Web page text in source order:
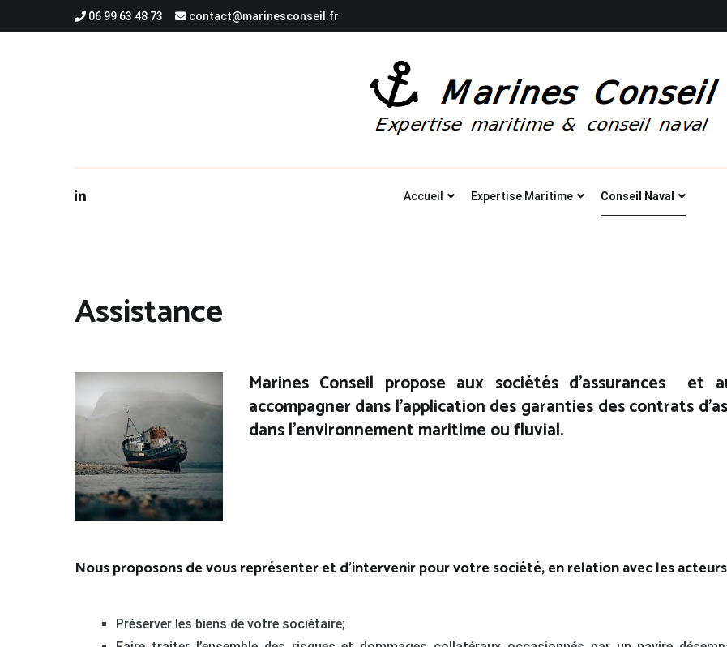
06 99 63 48 73 contact@marinesconseil.fr
Accueil Expertise Maritime Conseil Naval
Assistance
Marines Conseil propose aux sociétés d’assurances et
accompagner dans l’application des garanties des contrats
dans l’environnement maritime ou fluvial.
Nous proposons de vous représenter et d’intervenir pour votre société, en relation avec les
Préserver les biens de votre sociétaire;